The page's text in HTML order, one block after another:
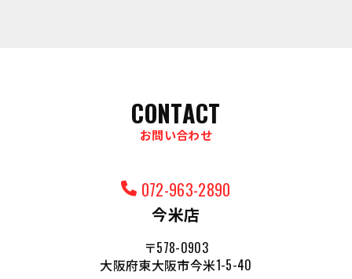
CONTACT
お問い合わせ
072-963-2890
今米店
〒578-0903
大阪府東大阪市今米1-5-40